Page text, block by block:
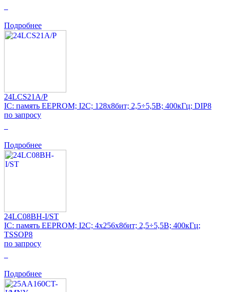
Подробнее
24LCS21A/P
IC: память EEPROM; I2C; 128x8бит; 2,5÷5,5В; 400кГц; DIP8
по запросу
Подробнее
24LC08BH-I/ST
IC: память EEPROM; I2C; 4x256x8бит; 2,5÷5,5В; 400кГц;
TSSOP8
по запросу
Подробнее